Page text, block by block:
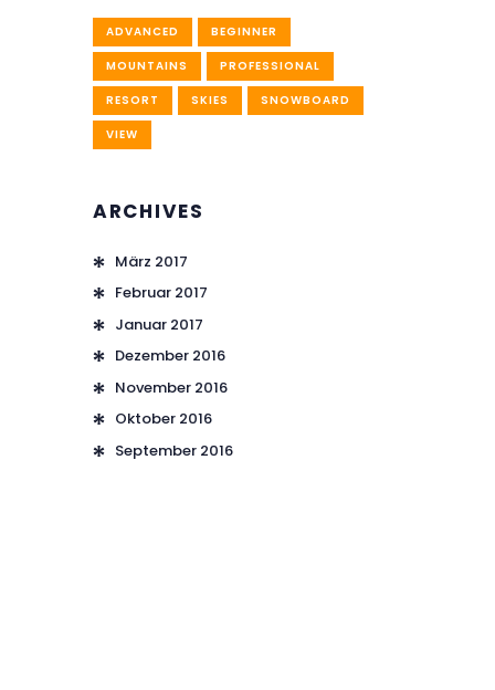
ADVANCED BEGINNER
MOUNTAINS PROFESSIONAL
RESORT SKIES SNOWBOARD
VIEW
ARCHIVES
März 2017
Februar 2017
Januar 2017
Dezember 2016
November 2016
Oktober 2016
September 2016